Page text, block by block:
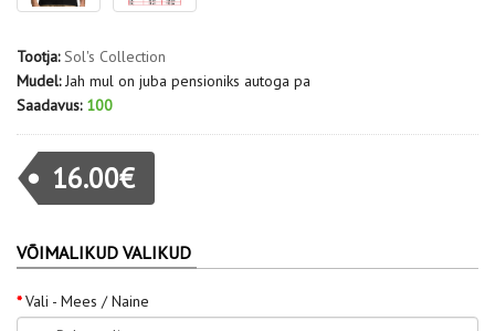
Tootja: Sol's Collection
Mudel: Jah mul on juba pensioniks autoga pa
Saadavus: 100
16.00€
VÕIMALIKUD VALIKUD
Vali - Mees / Naine